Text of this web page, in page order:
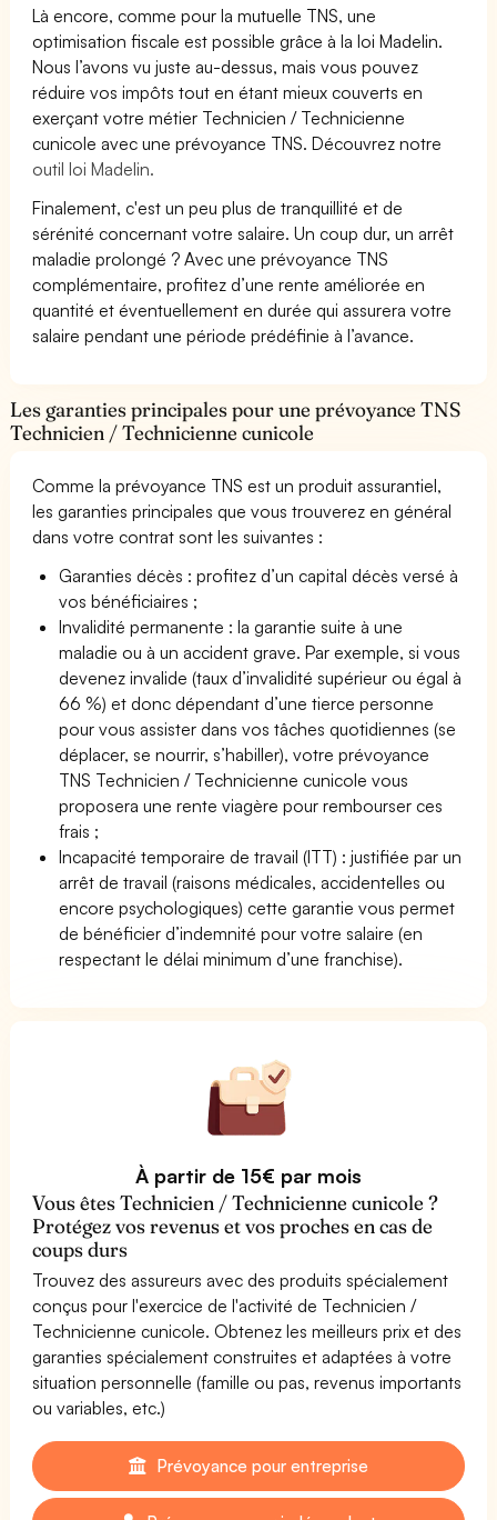
Là encore, comme pour la mutuelle TNS, une
optimisation fiscale est possible grâce à la loi Madelin.
Nous l’avons vu juste au-dessus, mais vous pouvez
réduire vos impôts tout en étant mieux couverts en
exerçant votre métier Technicien / Technicienne
cunicole avec une prévoyance TNS. Découvrez notre
outil loi Madelin.
Finalement, c'est un peu plus de tranquillité et de
sérénité concernant votre salaire. Un coup dur, un arrêt
maladie prolongé ? Avec une prévoyance TNS
complémentaire, profitez d’une rente améliorée en
quantité et éventuellement en durée qui assurera votre
salaire pendant une période prédéfinie à l’avance.
Les garanties principales pour une prévoyance TNS
Technicien / Technicienne cunicole
Comme la prévoyance TNS est un produit assurantiel,
les garanties principales que vous trouverez en général
dans votre contrat sont les suivantes :
Garanties décès : profitez d’un capital décès versé à
vos bénéficiaires ;
Invalidité permanente : la garantie suite à une
maladie ou à un accident grave. Par exemple, si vous
devenez invalide (taux d’invalidité supérieur ou égal à
66 %) et donc dépendant d’une tierce personne
pour vous assister dans vos tâches quotidiennes (se
déplacer, se nourrir, s’habiller), votre prévoyance
TNS Technicien / Technicienne cunicole vous
proposera une rente viagère pour rembourser ces
frais ;
Incapacité temporaire de travail (ITT) : justifiée par un
arrêt de travail (raisons médicales, accidentelles ou
encore psychologiques) cette garantie vous permet
de bénéficier d’indemnité pour votre salaire (en
respectant le délai minimum d’une franchise).
À partir de 15€ par mois
Vous êtes Technicien / Technicienne cunicole ?
Protégez vos revenus et vos proches en cas de
coups durs
Trouvez des assureurs avec des produits spécialement
conçus pour l'exercice de l'activité de Technicien /
Technicienne cunicole. Obtenez les meilleurs prix et des
garanties spécialement construites et adaptées à votre
situation personnelle (famille ou pas, revenus importants
ou variables, etc.)
Prévoyance pour entreprise